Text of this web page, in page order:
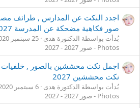
اجدد النكت عن المدارس , طرائف
صور فكاهية مضحكة عن المدرسة 2027
بُدأت بواسطة الدكتورة هدى 25 سبتمبر 2020
Photos - صور 2027 - 2027
اجمل نكت محششين بالصور ,
نكت محششين 2027
بُدأت بواسطة الدكتورة هدى 6 سبتمبر 2020
Photos - صور 2027 - 2027